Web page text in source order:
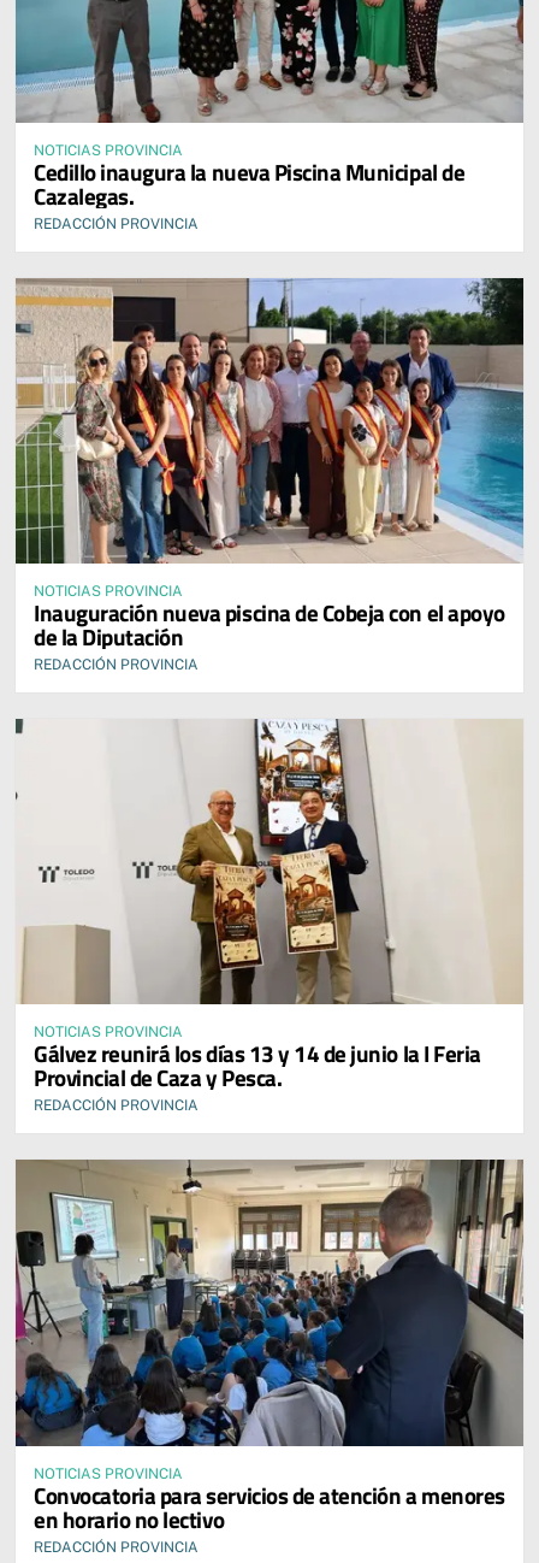
NOTICIAS PROVINCIA
Cedillo inaugura la nueva Piscina Municipal de
Cazalegas.
REDACCIÓN PROVINCIA
NOTICIAS PROVINCIA
Inauguración nueva piscina de Cobeja con el apoyo
de la Diputación
REDACCIÓN PROVINCIA
NOTICIAS PROVINCIA
Gálvez reunirá los días 13 y 14 de junio la I Feria
Provincial de Caza y Pesca.
REDACCIÓN PROVINCIA
NOTICIAS PROVINCIA
Convocatoria para servicios de atención a menores
en horario no lectivo
REDACCIÓN PROVINCIA